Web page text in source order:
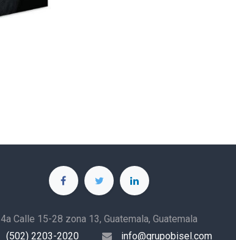
4a Calle 15-28 zona 13, Guatemala, Guatemala
(502) 2203-2020
info@grupobisel.com